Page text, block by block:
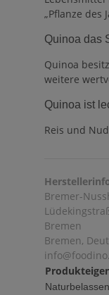
„Pflanze des
Quinoa das
Quinoa
weitere
Quinoa ist
Reis und
Bremer-
Bremen
Bremen,